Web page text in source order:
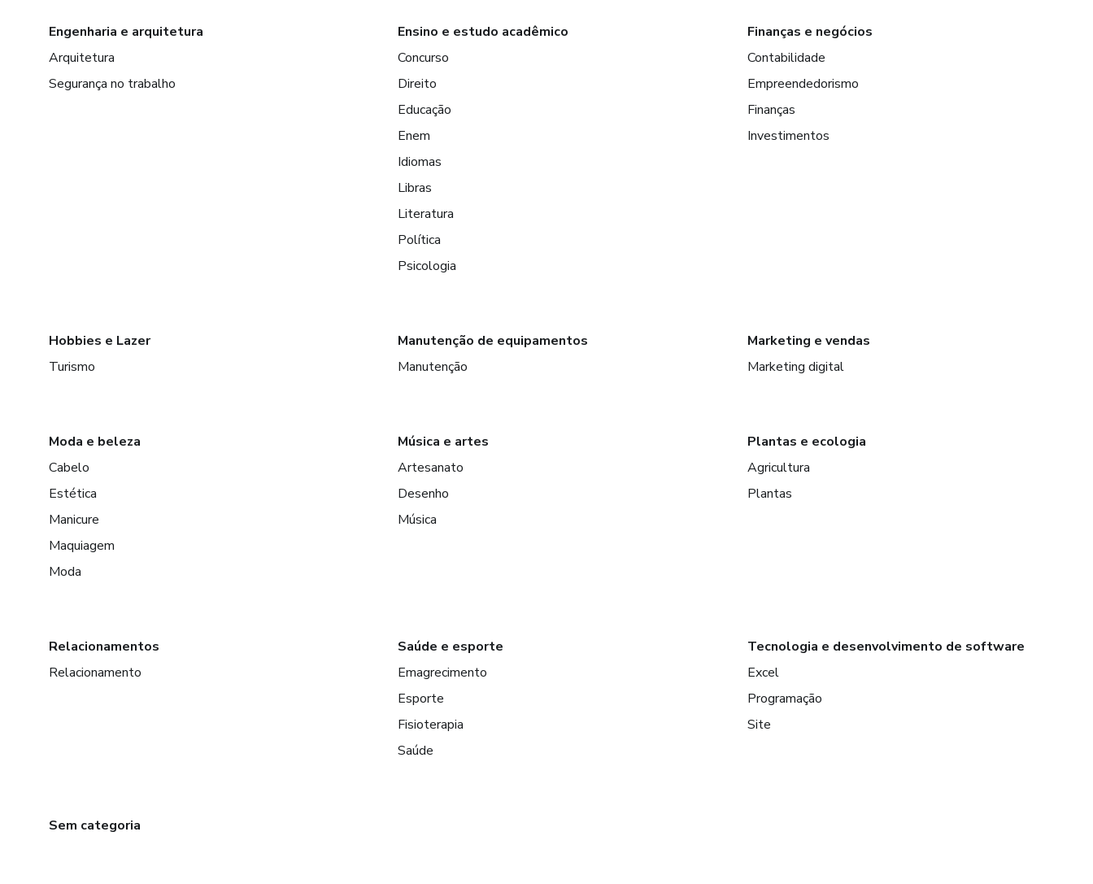
Engenharia e arquitetura
Arquitetura
Segurança no trabalho
Ensino e estudo acadêmico
Concurso
Direito
Educação
Enem
Idiomas
Libras
Literatura
Política
Psicologia
Finanças e negócios
Contabilidade
Empreendedorismo
Finanças
Investimentos
Hobbies e Lazer
Turismo
Manutenção de equipamentos
Manutenção
Marketing e vendas
Marketing digital
Moda e beleza
Cabelo
Estética
Manicure
Maquiagem
Moda
Música e artes
Artesanato
Desenho
Música
Plantas e ecologia
Agricultura
Plantas
Relacionamentos
Relacionamento
Saúde e esporte
Emagrecimento
Esporte
Fisioterapia
Saúde
Tecnologia e desenvolvimento de software
Excel
Programação
Site
Sem categoria